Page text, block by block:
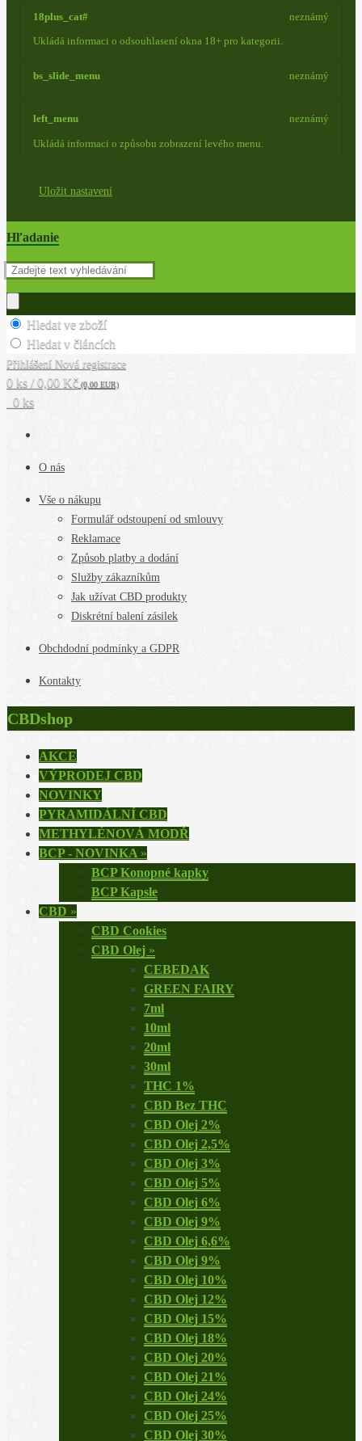
18plus_cat#
Ukládá informaci o odsouhlasení okna 18+ pro kategorii.
neznámý
bs_slide_menu neznámý
left_menu
Ukládá informaci o způsobu zobrazení levého menu.
neznámý
Uložit nastavení
Hľadanie
Hledat ve zboží
Hledat v článcích
Přihlášení Nová registrace
0 ks / 0,00 Kč (0,00 EUR)
0 ks
O nás
Vše o nákupu
Formulář odstoupení od smlouvy
Reklamace
Způsob platby a dodání
Služby zákazníkům
Jak užívat CBD produkty
Diskrétní balení zásilek
Obchdodní podmínky a GDPR
Kontakty
CBDshop
AKCE
VÝPRODEJ CBD
NOVINKY
PYRAMIDÁLNÍ CBD
METHYLÉNOVÁ MODŘ
BCP - NOVINKA »
BCP Konopné kapky
BCP Kapsle
CBD »
CBD Cookies
CBD Olej »
CEBEDAK
GREEN FAIRY
7ml
10ml
20ml
30ml
THC 1%
CBD Bez THC
CBD Olej 2%
CBD Olej 2,5%
CBD Olej 3%
CBD Olej 5%
CBD Olej 6%
CBD Olej 9%
CBD Olej 6,6%
CBD Olej 9%
CBD Olej 10%
CBD Olej 12%
CBD Olej 15%
CBD Olej 18%
CBD Olej 20%
CBD Olej 21%
CBD Olej 24%
CBD Olej 25%
CBD Olej 30%